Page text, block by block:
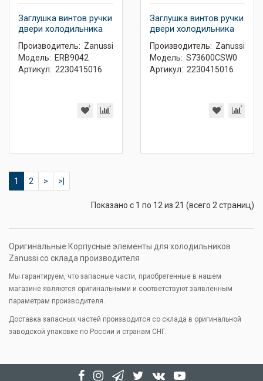
Заглушка винтов ручки
двери холодильника
Производитель: Zanussi
Модель: ERB9042
Артикул: 2230415016
Заглушка винтов ручки
двери холодильника
Производитель: Zanussi
Модель: S73600CSW0
Артикул: 2230415016
1 2 > >|
Показано с 1 по 12 из 21 (всего 2 страниц)
Оригинальные Корпусные элементы для холодильников
Zanussi со склада производителя
Мы гарантируем, что запасные части, приобретенные в нашем
магазине являются оригинальными и соответствуют заявленным
параметрам производителя.
Доставка запасных частей производится со склада в оригинальной
заводской упаковке по России и странам СНГ.